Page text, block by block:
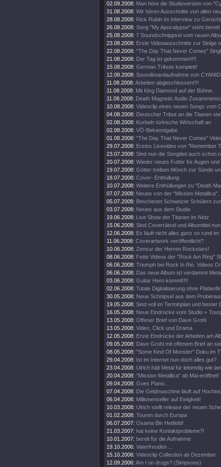
02.09.2008: Man höre die Studioversion von
31.08.2008: Wir hören Ausschnitte von allen
28.08.2008: Rick Rubin im Interview zu
26.08.2008: Song "My Apocalypse" steht bereit!
25.08.2008: 7 Soundschnippsel vom neuen
23.08.2008: Erste Videoausschnitte zur Sinlge
22.08.2008: "The Day That Never Comes"
21.08.2008: Der Tag ist gekommen!!!!
15.08.2008: German Tribute komplett!
12.08.2008: Soundboardaufnahme von
11.08.2008: Arbeiten abgeschlossen!!!!
11.08.2008: Mit King Diamond auf der Bühne.
11.08.2008: Death Magnetic Audio
10.08.2008: Videoclip eines neuen Songs vom
04.08.2008: Deutscher Tribut an die Titanen
02.08.2008: Kurbeln türkische Wirtschaft an
02.08.2008: VÖ-Bekanntgabe
01.08.2008: "The Day That Never Comes"
29.07.2008: Erstes Livevideo von "Remember
23.07.2008: Sind nun die Songtitel auch schon
20.07.2008: Wieder neues Futter für Augen
19.07.2008: Götter treiben Mönch zur Sünde
18.07.2008: Cover- Enthüllung
10.07.2008: Weitere Enthüllungen zu "Death
07.07.2008: Neues von der "Mission Metallica".
05.07.2008: Bescheren Schweizer Schülern
03.07.2008: Neues aus dem Studio
19.06.2008: Live Show der Titanen im Netz
15.06.2008: Sind Coverrätsel und Albumtitel
12.06.2008: Es läuft nicht alles ganz so rund im
11.06.2008: Coverartwork veröffentlicht?
10.06.2008: Zensur der Herren Rockstars!
08.06.2008: Fette Videos der "Rock Am Ring"
06.06.2008: Triumph bei Rock In Rio. Videos
06.06.2008: Das neue Album ist verdammt
03.06.2008: Guitar Hero kommt!!!!
02.06.2008: Totale Digitalisierung ohne
30.05.2008: Neue Schnipsel aus dem
19.05.2008: Sind voll im Terminplan und bester
16.05.2008: Neue Eindrücke vom Studio +
13.05.2008: Offener Brief von Dave Grohl
13.05.2008: Video, Click und Drama
12.05.2008: Erste Eindrücke der Arbeiten am
09.05.2008: Dave Grohl mit offenem Brief an
08.05.2008: "Some Kind Of Monster" Doku im
29.04.2008: Ist im Internet nun doch alles gut?
23.04.2008: Ulrich hält Metal für lebendig wie
20.04.2008: "Mission Metallica" ab Mai eröffnet!
09.04.2008: Goes Piano...
07.04.2008: Die Geldmaschine läuft auf
06.04.2008: Millionenseller auf Ewigkeit!
10.03.2008: Ulrich stellt release der neuen
01.02.2008: Touren durch Europa
06.07.2007: Osama Bin Hetfield!
21.03.2007: hat keine Kontaktprobleme?!
10.01.2007: bereit für die Aufnahme
19.10.2006: Vaterfreuden ...
15.10.2006: Videoclip Collection ab Dezember
12.09.2006: Am I on drugs? (Simpsons)